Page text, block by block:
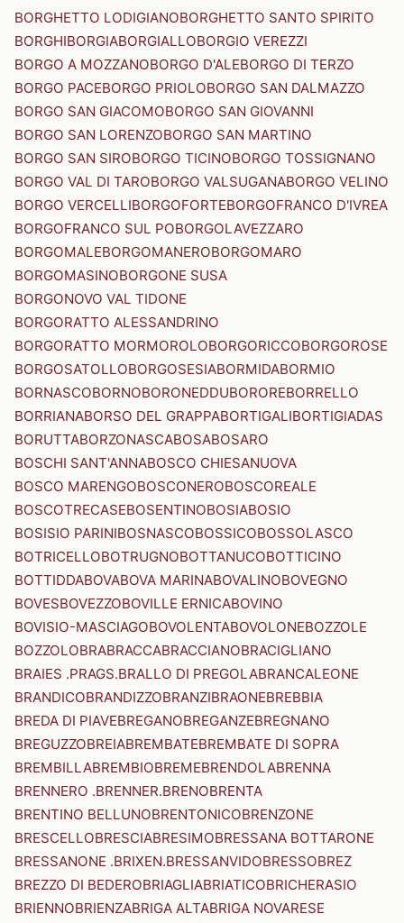
BORGHETTO LODIGIANOBORGHETTO SANTO SPIRITO
BORGHIBORGIABORGIALLOBORGIO VEREZZI
BORGO A MOZZANOBORGO D'ALEBORGO DI TERZO
BORGO PACEBORGO PRIOLOBORGO SAN DALMAZZO
BORGO SAN GIACOMOBORGO SAN GIOVANNI
BORGO SAN LORENZOBORGO SAN MARTINO
BORGO SAN SIROBORGO TICINOBORGO TOSSIGNANO
BORGO VAL DI TAROBORGO VALSUGANABORGO VELINO
BORGO VERCELLIBORGOFORTEBORGOFRANCO D'IVREA
BORGOFRANCO SUL POBORGOLAVEZZARO
BORGOMALEBORGOMANEROBORGOMARO
BORGOMASINOBORGONE SUSA
BORGONOVO VAL TIDONE
BORGORATTO ALESSANDRINO
BORGORATTO MORMOROLOBORGORICCOBORGOROSE
BORGOSATOLLOBORGOSESIABORMIDABORMIO
BORNASCOBORNOBORONEDDUBOROREBORRELLO
BORRIANABORSO DEL GRAPPABORTIGALIBORTIGIADAS
BORUTTABORZONASCABOSABOSARO
BOSCHI SANT'ANNABOSCO CHIESANUOVA
BOSCO MARENGOBOSCONEROBOSCOREALE
BOSCOTRECASEBOSENTINOBOSIABOSIO
BOSISIO PARINIBOSNASCOBOSSICOBOSSOLASCO
BOTRICELLOBOTRUGNOBOTTANUCOBOTTICINO
BOTTIDDABOVABOVA MARINABOVALINOBOVEGNO
BOVESBOVEZZOBOVILLE ERNICABOVINO
BOVISIO-MASCIAGOBOVOLENTABOVOLONEBOZZOLE
BOZZOLOBRABRACCABRACCIANOBRACIGLIANO
BRAIES .PRAGS.BRALLO DI PREGOLABRANCALEONE
BRANDICOBRANDIZZOBRANZIBRAONEBREBBIA
BREDA DI PIAVEBREGANOBREGANZEBREGNANO
BREGUZZOBREIABREMBATEBREMBATE DI SOPRA
BREMBILLABREMBIOBREMEBRENDOLABRENNA
BRENNERO .BRENNER.BRENOBRENTA
BRENTINO BELLUNOBRENTONICOBRENZONE
BRESCELLOBRESCIABRESIMOBRESSANA BOTTARONE
BRESSANONE .BRIXEN.BRESSANVIDOBRESSOBREZ
BREZZO DI BEDEROBRIAGLIABRIATICOBRICHERASIO
BRIENNOBRIENZABRIGA ALTABRIGA NOVARESE